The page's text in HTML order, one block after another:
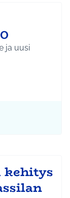
ja uusi
kehitys